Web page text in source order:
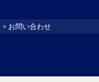
お問い合わせ